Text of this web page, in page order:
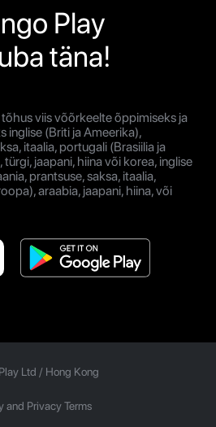
Play
täna!
viis võõrkeelte õppimiseks ja
inglise (Briti ja Ameerika),
itaalia, portugali (Brasiilia ja
türgi, jaapani, hiina või korea, inglise
prantsuse, saksa, itaalia,
araabia, jaapani, hiina, või
Ltd / Hong Kong
and Privacy Terms